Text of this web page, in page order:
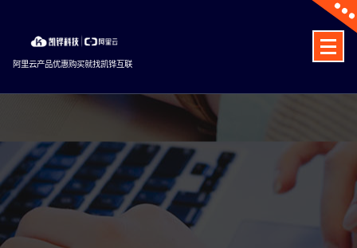
content
阿里云产品优惠购买就找凯铧互联